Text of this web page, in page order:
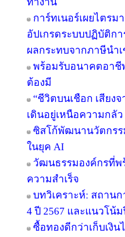
การ์ทเนอร์เผยไตร
อัปเกรดระบบปฏิบัติกา
ผลกระทบจากภาษีนำ
พร้อมรับอนาคตอาชี
ต้องมี
“ชีวิตบนเชือก เสียง
เดินอยู่เหนือความกลั
ซิสโก้พัฒนานวัตกรร
ในยุค AI
วัฒนธรรมองค์กรที่พ
ความสำเร็จ
บทวิเคราะห์: สถาน
4 ปี 2567 และแนวโน้ม
ซื้อทองดีกว่าเก็บเงิน